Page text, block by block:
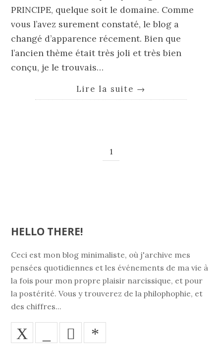
PRINCIPE, quelque soit le domaine. Comme
vous l’avez surement constaté, le blog a
changé d’apparence récement. Bien que
l’ancien thème était très joli et très bien
conçu, je le trouvais…
Lire la suite →
1
HELLO THERE!
Ceci est mon blog minimaliste, où j'archive mes
pensées quotidiennes et les événements de ma vie à
la fois pour mon propre plaisir narcissique, et pour
la postérité. Vous y trouverez de la philophophie, et
des chiffres...
X *